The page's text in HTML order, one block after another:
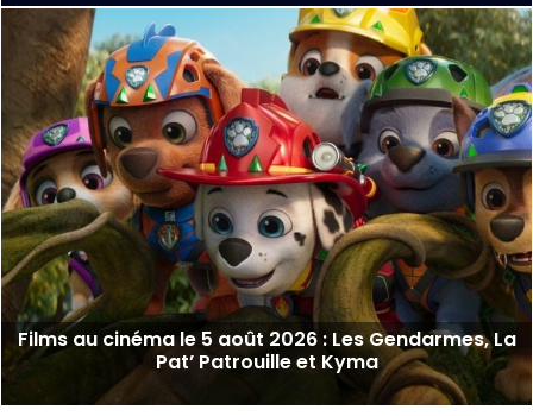
Films au cinéma le 5 août 2026 : Les Gendarmes, La
Pat’ Patrouille et Kyma